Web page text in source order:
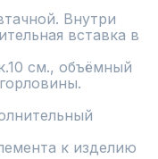
Внутри
вставка в
см., объёмный
к изделию